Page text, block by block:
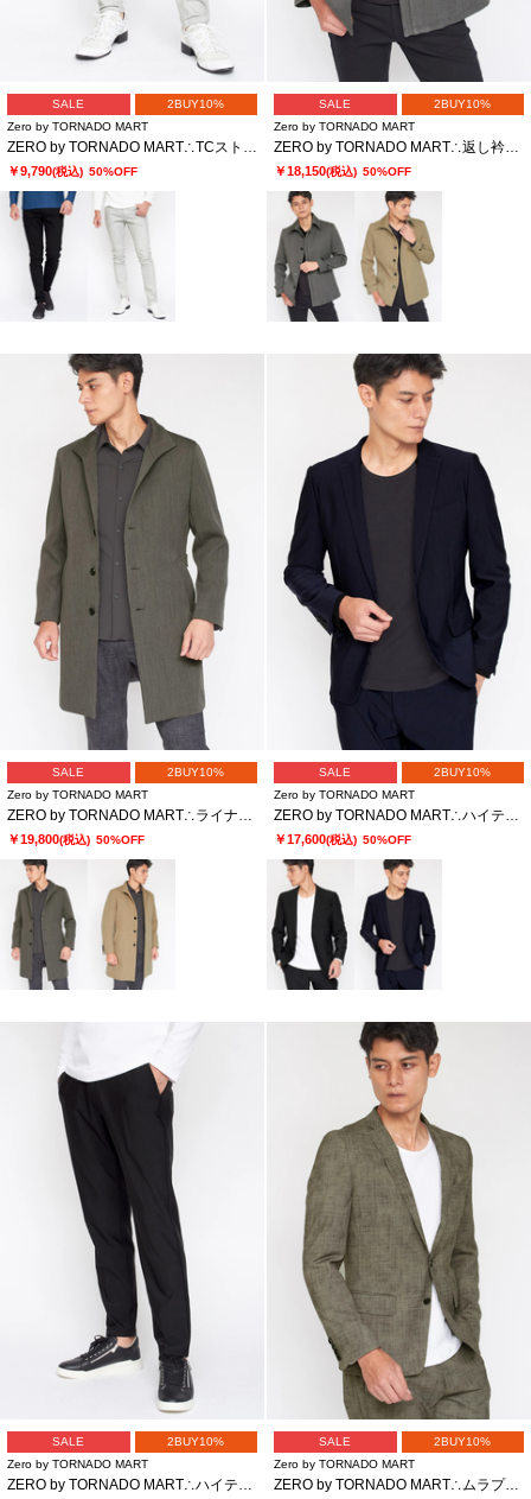
SALE
2BUY10%
Zero by TORNADO MART
ZERO by TORNADO MART∴TCストレッチツイルパンツ
￥9,790(税込) 50%OFF
SALE
2BUY10%
Zero by TORNADO MART
ZERO by TORNADO MART∴返し衿ライナー付きジャケット
￥18,150(税込) 50%OFF
SALE
2BUY10%
Zero by TORNADO MART
ZERO by TORNADO MART∴ライナー付きイタリアンカラーコート
￥19,800(税込) 50%OFF
SALE
2BUY10%
Zero by TORNADO MART
ZERO by TORNADO MART∴ハイテンションミクログラフチェックジャージジャケット
￥17,600(税込) 50%OFF
SALE
2BUY10%
Zero by TORNADO MART
SALE
2BUY10%
Zero by TORNADO MART
ZERO by TORNADO MART∴ムラプリントジャケット